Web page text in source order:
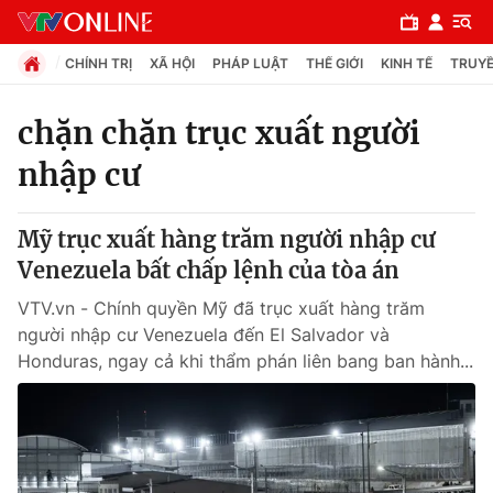
Chuyên mục
Chính trị
Xã hội
Pháp luật
Thế giới
CHÍNH TRỊ XÃ HỘI PHÁP LUẬT THẾ GIỚI KINH TẾ
chặn chặn trục xuất người
nhập cư
Mỹ trục xuất hàng trăm người nhập cư
Venezuela bất chấp lệnh của tòa án
VTV.vn - Chính quyền Mỹ đã trục xuất hàng trăm
người nhập cư Venezuela đến El Salvador và
Honduras, ngay cả khi thẩm phán liên bang ban hành...